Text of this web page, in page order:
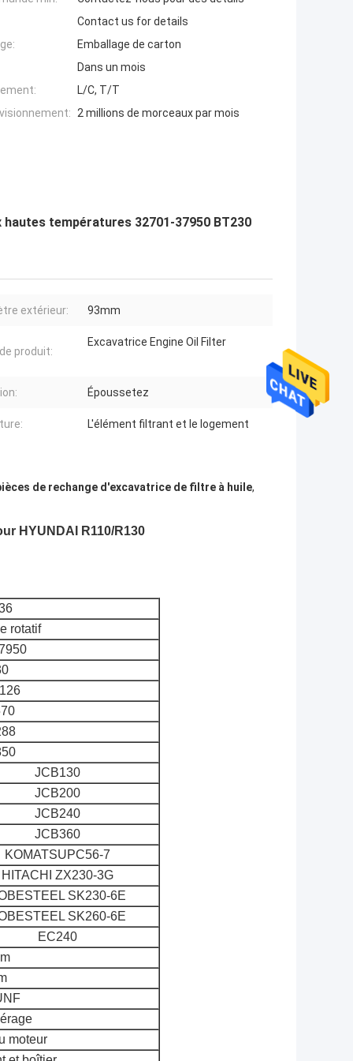
Contact us for details
Emballage de carton
Dans un mois
L/C, T/T
2 millions de morceaux par mois
températures 32701-37950 BT230
extérieur: 93mm
produit:
Excavatrice Engine Oil Filter
Époussetez
L'élément filtrant et le logement
de rechange d'excavatrice de filtre à huile,
HYUNDAI R110/R130
rotatif
JCB130
JCB200
JCB240
JCB360
KOMATSUPC56-7
HITACHI ZX230-3G
SK230-6E
SK260-6E
EC240
moteur